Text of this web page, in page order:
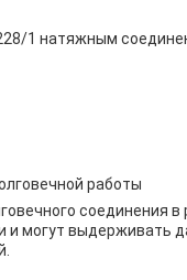
1 натяжным
работы
соединения в
и могут выдерживать